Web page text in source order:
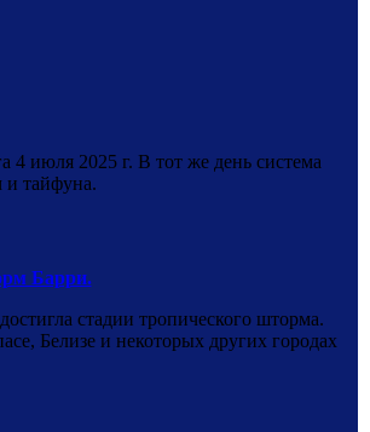
4 июля 2025 г. В тот же день система
и тайфуна.
Барри.
стадии тропического шторма.
Белизе и некоторых других городах